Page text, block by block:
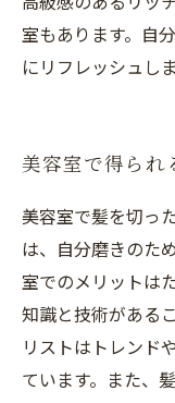
室もあります。自
にリフレッシュし
美容室で得られ
美容室で髪を切っ
は、自分磨きのた
室でのメリットは
知識と技術がある
リストはトレンド
ています。また、